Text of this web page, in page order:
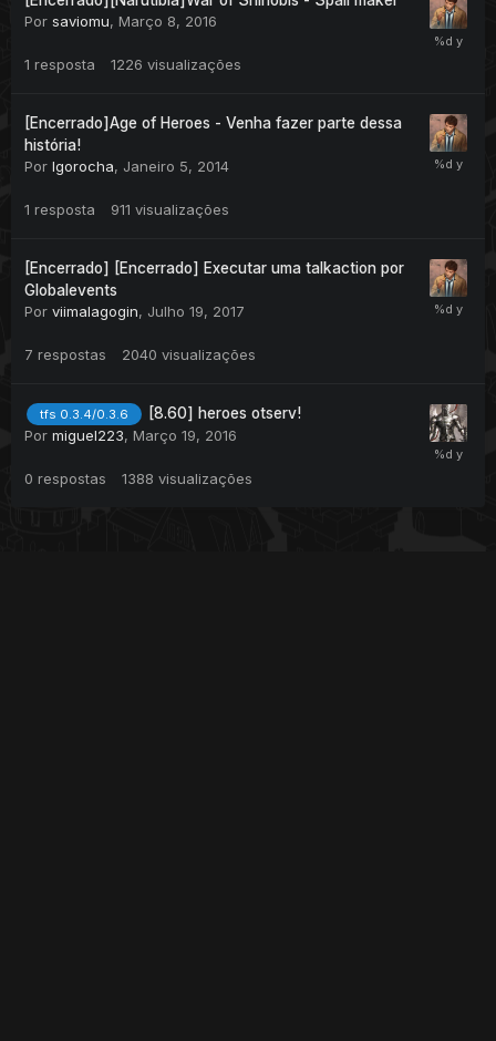
Por saviomu, Março 8, 2016
1 resposta 1226 visualizações
[Encerrado]Age of Heroes - Venha fazer parte dessa
história!
Por Igorocha, Janeiro 5, 2014
1 resposta 911 visualizações
[Encerrado] [Encerrado] Executar uma talkaction por
Globalevents
Por viimalagogin, Julho 19, 2017
7 respostas 2040 visualizações
tfs 0.3.4/0.3.6
[8.60] heroes otserv!
Por miguel223, Março 19, 2016
0 respostas 1388 visualizações